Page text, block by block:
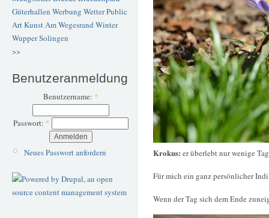
Güterhallen Werbung WetterPublic
ArtKunstAm Wegesrand Winter
WupperSolingen
>>
Benutzeranmeldung
Benutzername: *
Passwort: *
Neues Passwort anfordern Krokus: er überlebt nur wenige
Für mich ein ganz persönlicher
Wenn der Tag sich dem Ende